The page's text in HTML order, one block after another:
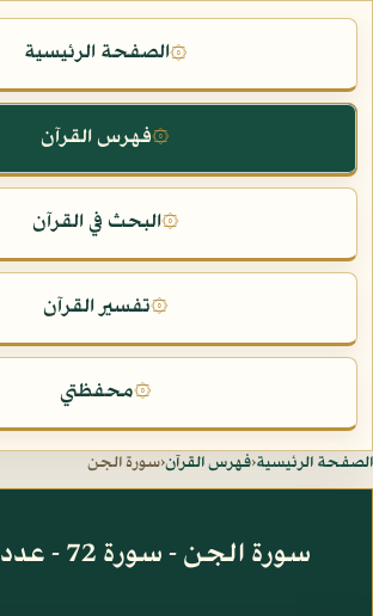
۞الصفحة الرئيسية
۞فهرس القرآن
۞البحث في القرآن
۞تفسير القرآن
۞محفظتي
الصفحة الرئيسية‹فهرس القرآن‹سورة الجن
سورة الجن - سورة 72 - عدد آياتها 28